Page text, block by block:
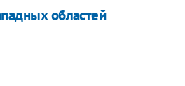
областей